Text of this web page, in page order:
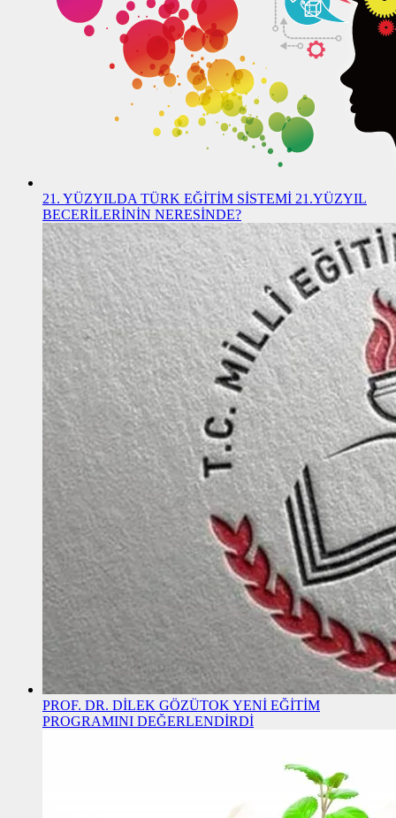
21. YÜZYILDA TÜRK EĞİTİM SİSTEMİ 21.YÜZYIL
BECERİLERİNİN NERESİNDE?
PROF. DR. DİLEK GÖZÜTOK YENİ EĞİTİM
PROGRAMINI DEĞERLENDİRDİ